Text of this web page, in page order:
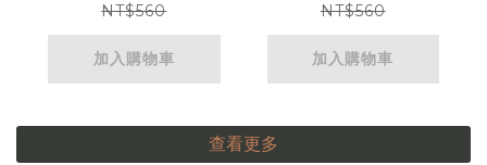
NT$560
加入購物車
NT$560
加入購物車
查看更多